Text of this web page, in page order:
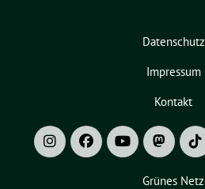
Datenschutz
Impressum
Kontakt
Grünes Netz